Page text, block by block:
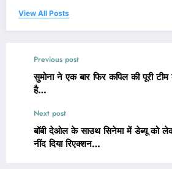
View All Posts
Previous post
सुमोना ने एक बार फिर कपिल की पूरी टीम
है…
Next post
बॉबी देओल के साउथ सिनेमा में डेब्यू को
नींद दिया रिएक्शन…